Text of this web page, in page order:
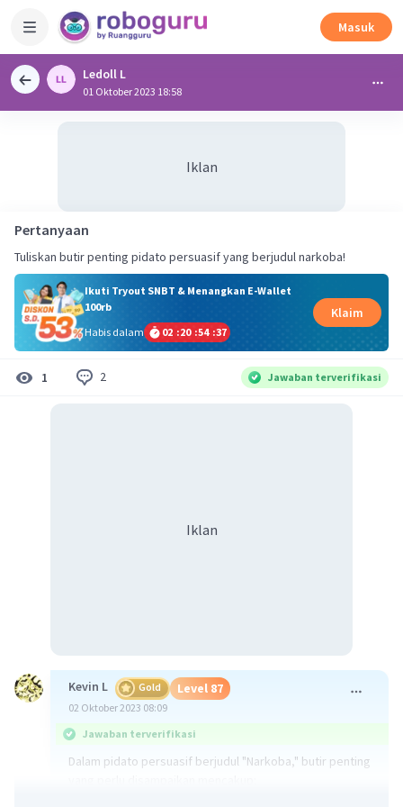
Masuk
Ledoll L
01 Oktober 2023 18:58
Iklan
Pertanyaan
Tuliskan butir penting pidato persuasif yang berjudul narkoba!
Ikuti Tryout SNBT & Menangkan E-Wallet
100rb
Habis dalam
02 :20 :54 :36
Klaim
1 2 Jawaban terverifikasi
Iklan
Kevin L Gold Level 87
02 Oktober 2023 08:09
Jawaban terverifikasi
Dalam pidato persuasif berjudul "Narkoba," butir penting